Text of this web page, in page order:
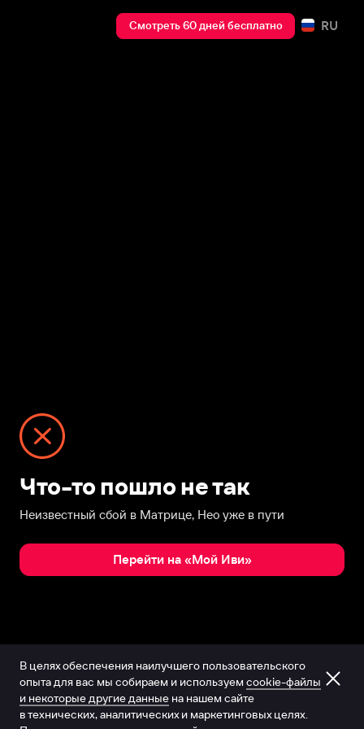
Смотреть 60 дней бесплатно RU
Что-то пошло не так
Неизвестный сбой в Матрице, Нео уже в пути
Перейти на «Мой Иви»
В целях обеспечения наилучшего пользовательского
опыта для вас мы собираем и используем cookie-файлы
и некоторые другие данные на нашем сайте
в технических, аналитических и маркетинговых целях.